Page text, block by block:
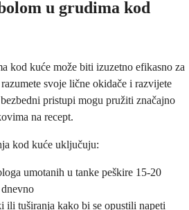
u grudima kod
kod kuće može biti izuzetno efikasno za
svoje lične okidače i razvijete
pristupi mogu pružiti značajno
na recept.
kod kuće uključuju:
umotanih u tanke peškire 15-20
ili tuširanja kako bi se opustili napeti